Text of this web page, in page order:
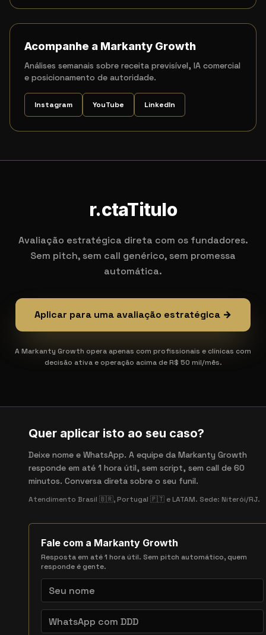
Acompanhe a Markanty Growth
Análises semanais sobre receita previsível, IA comercial
e posicionamento de autoridade.
Instagram YouTube LinkedIn
r.ctaTitulo
Avaliação estratégica direta com os fundadores.
Sem pitch, sem call genérico, sem promessa
automática.
Aplicar para uma avaliação estratégica →
A Markanty Growth opera apenas com profissionais e clínicas com
decisão ativa e operação acima de R$ 50 mil/mês.
Quer aplicar isto ao seu caso?
Deixe nome e WhatsApp. A equipe da Markanty Growth
responde em até 1 hora útil, sem script, sem call de 60
minutos. Conversa direta sobre o seu funil.
Atendimento Brasil 🇧🇷, Portugal 🇵🇹 e LATAM. Sede: Niterói/RJ.
Fale com a Markanty Growth
Resposta em até 1 hora útil. Sem pitch automático, quem
responde é gente.